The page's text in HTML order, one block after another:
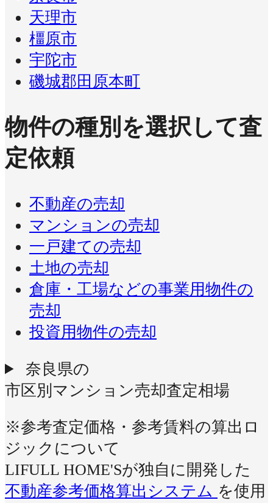
天理市
橿原市
宇陀市
磯城郡田原本町
物件の種別を選択して査
定依頼
不動産の売却
マンションの売却
一戸建ての売却
土地の売却
倉庫・工場などの事業用物件の
売却
投資用物件の売却
奈良県の
市区別マンション売却査定相場
※参考査定価格・参考賃料の算出ロ
ジックについて
LIFULL HOME'Sが独自に開発した
不動産参考価格算出システム を使用